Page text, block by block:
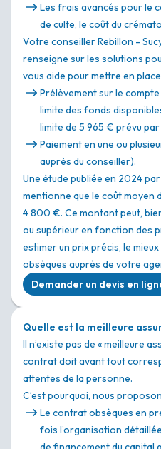
Les frais avancés pour le
de culte, le coût du
Votre conseiller Rebillon -
renseigne sur les solutions
vous aide pour mettre en
Prélèvement sur le
limite des fonds
limite de 5 965 € prévu par
Paiement en une ou
auprès du conseiller).
Une étude publiée en 2024
mentionne que le coût moyen
4 800 €. Ce montant peut,
ou supérieur en fonction des
estimer un prix précis, le
obsèques auprès de votre
Demander un devis en
Quelle est la meilleure
Il n’existe pas de « meilleure
contrat doit avant tout
attentes de la personne.
C’est pourquoi, nous
Le contrat obsèques en
fois l’organisation